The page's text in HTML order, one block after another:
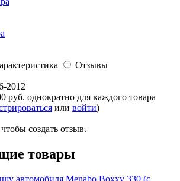
Отзывы
2012
руб. однократно для каждого товара
или войти)
чтобы создать отзыв.
товары